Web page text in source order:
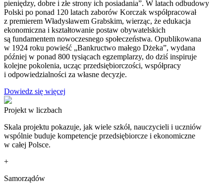
pieniędzy, dobre i złe strony ich posiadania”. W latach odbudowy
Polski po ponad 120 latach zaborów Korczak współpracował
z premierem Władysławem Grabskim, wierząc, że edukacja
ekonomiczna i kształtowanie postaw obywatelskich
są fundamentem nowoczesnego społeczeństwa. Opublikowana
w 1924 roku powieść „Bankructwo małego Dżeka”, wydana
później w ponad 800 tysiącach egzemplarzy, do dziś inspiruje
kolejne pokolenia, ucząc przedsiębiorczości, współpracy
i odpowiedzialności za własne decyzje.
Dowiedz się więcej
Projekt w liczbach
Skala projektu pokazuje, jak wiele szkół, nauczycieli i uczniów
wspólnie buduje kompetencje przedsiębiorcze i ekonomiczne
w całej Polsce.
+
Samorządów